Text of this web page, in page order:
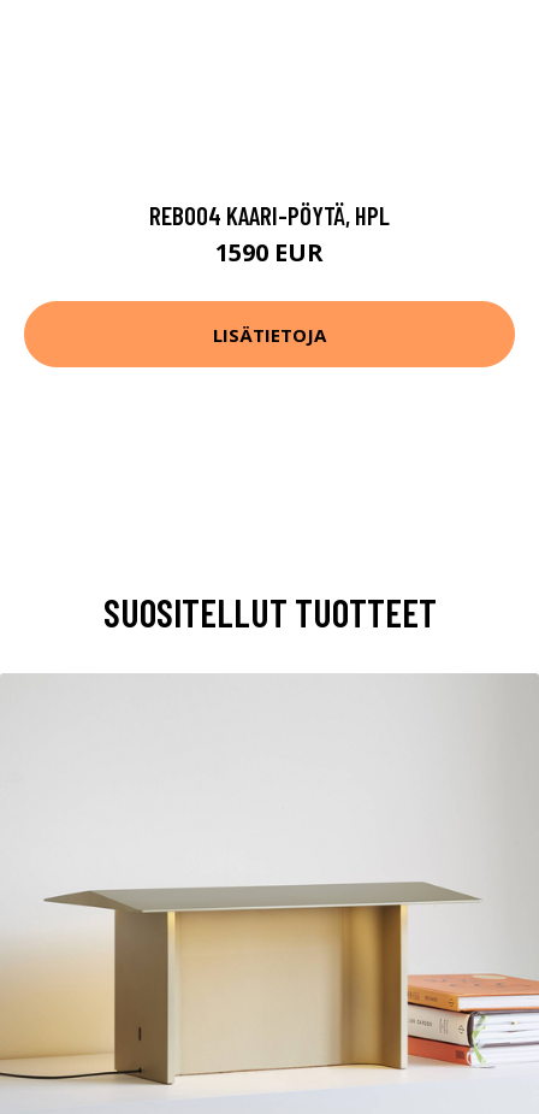
REB004 KAARI-PÖYTÄ, HPL
1590 EUR
LISÄTIETOJA
SUOSITELLUT TUOTTEET